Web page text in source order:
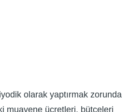
olarak yaptırmak zorunda
muayene ücretleri, bütçeleri